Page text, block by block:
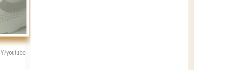
youtube